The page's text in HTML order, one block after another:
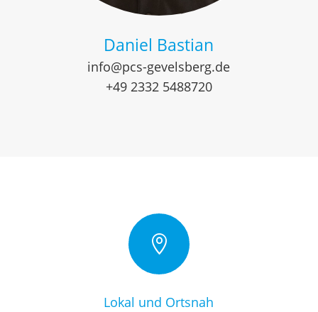
Daniel Bastian
info@pcs-gevelsberg.de
+49 2332 5488720

Lokal und Ortsnah